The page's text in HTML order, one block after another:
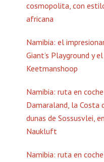
cosmopolita, con
africana
Namibia: el
Giant’s Playground y
Keetmanshoop
Namibia: ruta en
Damaraland, la Costa
dunas de Sossusvlei,
Naukluft
Namibia: ruta en